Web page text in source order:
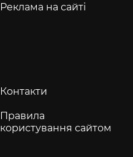
Реклама на сайті
Контакти
Правила
користування сайтом